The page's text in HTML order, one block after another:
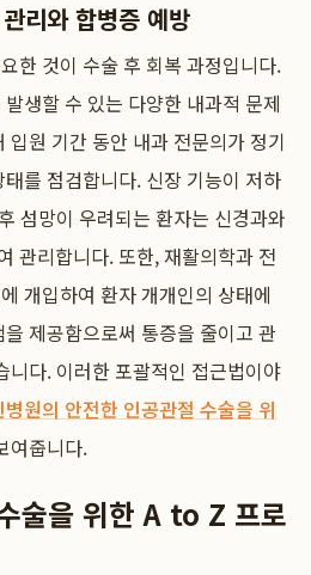
리와 합병증 예방
한 것이 수술 후 회복 과정입니다.
생할 수 있는 다양한 내과적 문제
입원 기간 동안 내과 전문의가 정기
를 점검합니다. 신장 기능이 저하
섬망이 우려되는 환자는 신경과와
관리합니다. 또한, 재활의학과 전
개입하여 환자 개개인의 상태에
제공함으로써 통증을 줄이고 관
니다. 이러한 포괄적인 접근법이야
병원의 안전한 인공관절 수술을 위
여줍니다.
술을 위한 A to Z 프로